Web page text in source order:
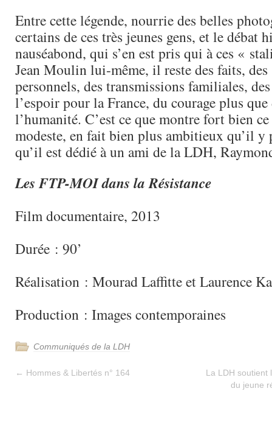
Entre cette légende, nourrie des belles
certains de ces très jeunes gens, et le débat
nauséabond, qui s’en est pris qui à ces «
Jean Moulin lui-même, il reste des faits, des
personnels, des transmissions familiales,
l’espoir pour la France, du courage plus
l’humanité. C’est ce que montre fort bien
modeste, en fait bien plus ambitieux qu’il
qu’il est dédié à un ami de la LDH,
Les FTP-MOI dans la Résistance
Film documentaire, 2013
Durée : 90’
Réalisation : Mourad Laffitte et Laurence
Production : Images contemporaines
Communiqués de la LDH
← Hommes & Libertés n° 164
La LDH soutient
du jeune